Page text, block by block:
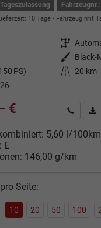
10 Tage Fahrzeug mit
Getriebe
Außenfarbe Black-
PS) Kilometerstand
20 km
€
5,60 l/100km
E
146,00 g/km
Seite:
10 20 50 100